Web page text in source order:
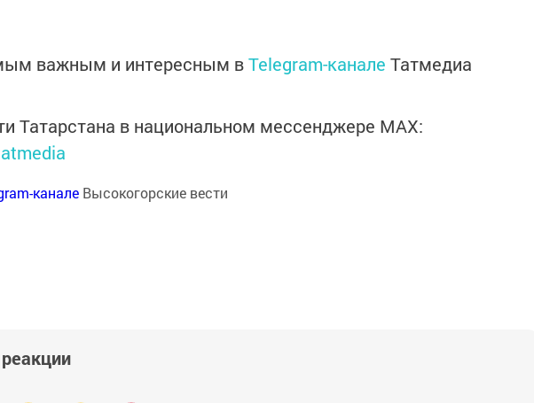
важным и интересным вTelegram-канале Татмедиа
Татарстана в национальном мессенджере MАХ:
канале Высокогорские вести